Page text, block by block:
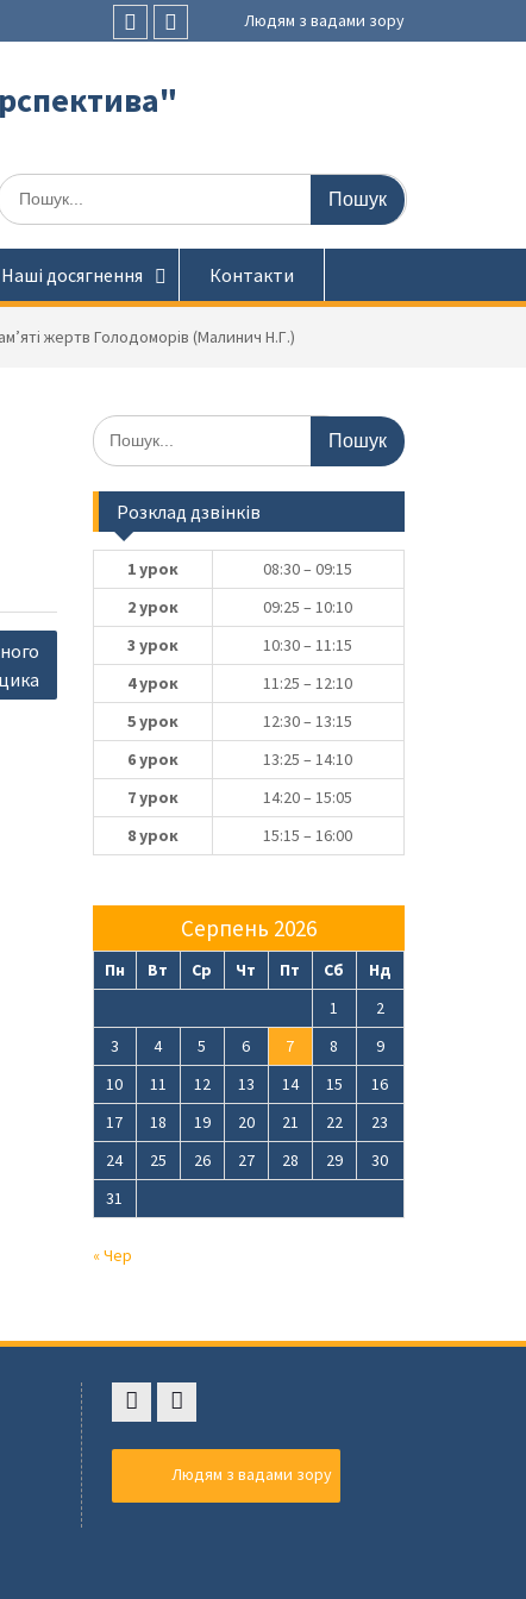
Людям з вадами зору
Шукати:
Наші досягнення Контакти
жертв Голодоморів (Малинич Н.Г.)
Шукати:
Розклад дзвінків
1 урок
08:30 – 09:15
2 урок
09:25 – 10:10
3 урок
10:30 – 11:15
4 урок
11:25 – 12:10
5 урок
12:30 – 13:15
6 урок
13:25 – 14:10
7 урок
14:20 – 15:05
8 урок
15:15 – 16:00
Серпень 2026
Пн Вт Ср Чт Пт Сб
Нд
1
2
3
4 5 6 7 8
9
10
11 12 13 14 15
16
17
18 19 20 21 22
23
24
25 26 27 28 29
30
31
« Чер
Людям з вадами зору